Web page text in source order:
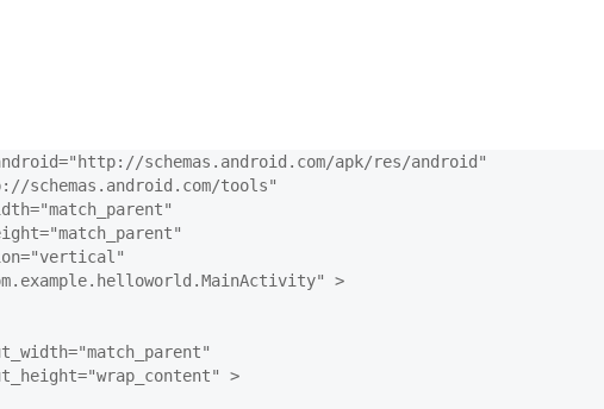
schemas.android.com/apk/res/android"
schemas.android.com/tools"
>
>